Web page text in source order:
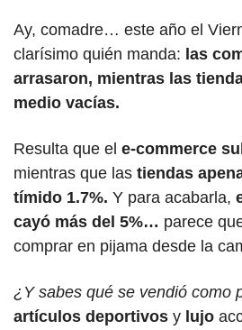
Ay, comadre… este año el
clarísimo quién manda: las
arrasaron, mientras las
medio vacías.
Resulta que el e-commerce
mientras que las tiendas
tímido 1.7%. Y para acabarla,
cayó más del 5%… parece
comprar en pijama desde la
¿Y sabes qué se vendió como
artículos deportivos y lujo